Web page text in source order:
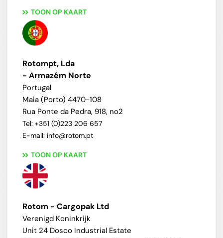
TOON OP KAART
Rotompt, Lda
- Armazém Norte
Portugal
Maia (Porto) 4470-108
Rua Ponte da Pedra, 918, no2
Tel: +351 (0)223 206 657
E-mail: info@rotom.pt
TOON OP KAART
Rotom - Cargopak Ltd
Verenigd Koninkrijk
Unit 24 Dosco Industrial Estate